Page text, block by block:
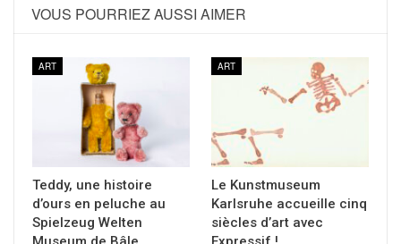
VOUS POURRIEZ AUSSI AIMER
ART
Teddy, une histoire
d’ours en peluche au
Spielzeug Welten
ART
Le Kunstmuseum
Karlsruhe accueille cinq
siècles d’art avec